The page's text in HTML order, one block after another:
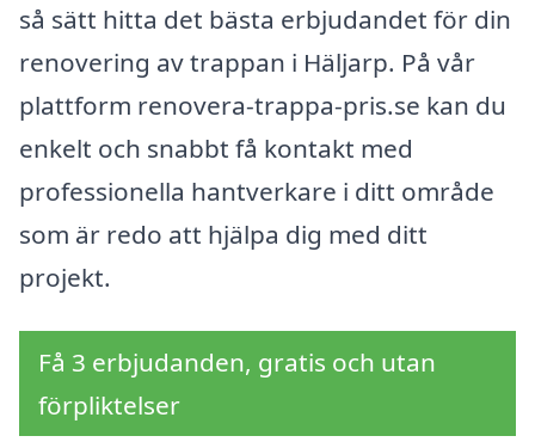
så sätt hitta det bästa erbjudandet för din
renovering av trappan i Häljarp. På vår
plattform renovera-trappa-pris.se kan du
enkelt och snabbt få kontakt med
professionella hantverkare i ditt område
som är redo att hjälpa dig med ditt
projekt.
Få 3 erbjudanden, gratis och utan
förpliktelser